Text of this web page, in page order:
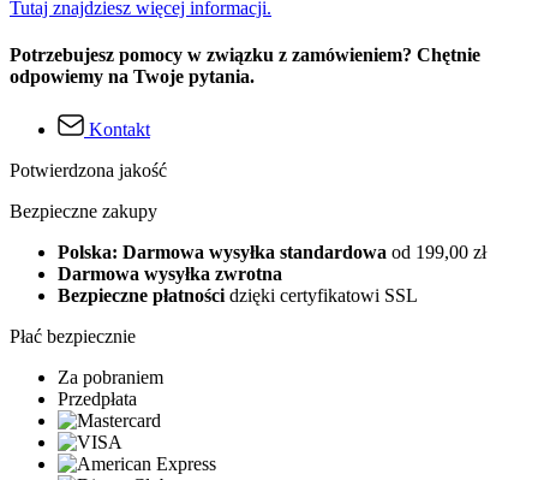
Tutaj znajdziesz więcej informacji.
Potrzebujesz pomocy w związku z zamówieniem? Chętnie
odpowiemy na Twoje pytania.
Kontakt
Potwierdzona jakość
Bezpieczne zakupy
Polska: Darmowa wysyłka standardowa od 199,00 zł
Darmowa wysyłka zwrotna
Bezpieczne płatności dzięki certyfikatowi SSL
Płać bezpiecznie
Za pobraniem
Przedpłata